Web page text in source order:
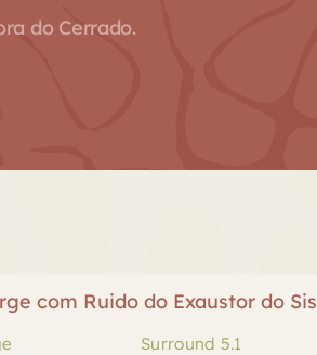
do Cerrado.
com Ruido do Exaustor do
Surround 5.1